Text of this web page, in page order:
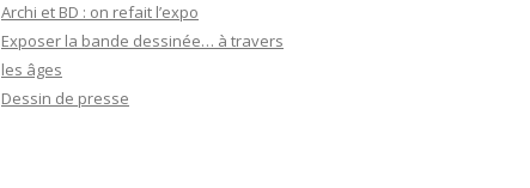
Archi et BD : on refait l’expo
Exposer la bande dessinée… à travers
les âges
Dessin de presse